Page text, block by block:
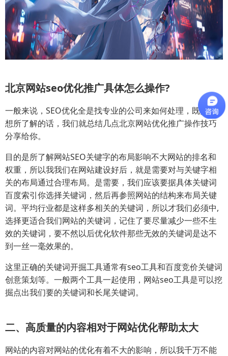
北京网站seo优化推广具体怎么操作?
一般来说，SEO优化全是找专业的公司来如何处理，既然你
想所了解的话，我们就总结几点北京网站优化推广操作技巧
分享给你。
目的是所了解网站SEO关键字的布局影响不大网站的排名和
权重，所以我我们在网站建设好后，就是需要对与关键字相
关的布局通过合理布局。是需要，我们应该要据具体关键词
百度索引你选择关键词，然后再参照网站的结构来布局关键
词。平均行业都是这样多相关的关键词，所以才我们必须中,
选择更适合我们网站的关键词，记住了要尽量减少一些不生
效的关键词，要不然以后优化软件那些无效的关键词是达不
到一丝一毫效果的。
这里正确的关键词开掘工具通常有seo工具和百度竞价关键词
创意策划等。一般两个工具一起使用，网站seo工具是可以挖
掘点出我们要的关键词和长尾关键词。
二、高质量的内容相对于网站优化帮助太大
网站的内容对网站的优化有着不大的影响，所以我千万不能